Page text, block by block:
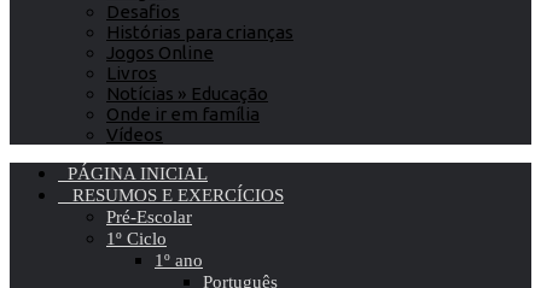
Desafios
Histórias para crianças
Jogos Online
Livros
Notícias » Educação
Onde ir em família
Vídeos
PÁGINA INICIAL
RESUMOS E EXERCÍCIOS
Pré-Escolar
1º Ciclo
1º ano
Português